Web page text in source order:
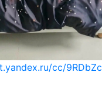
cc/9RDbZc